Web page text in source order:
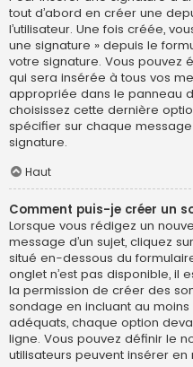
tout d’abord en créer une
l’utilisateur. Une fois créée,
une signature » depuis le
votre signature. Vous pouvez
qui sera insérée à tous vos
appropriée dans le panneau
choisissez cette dernière
spécifier sur chaque
signature.
Haut
Comment puis-je créer un
Lorsque vous rédigez un
message d’un sujet, cliquez
situé en-dessous du
onglet n’est pas disponible, il
la permission de créer des
sondage en incluant au
adéquats, chaque option
ligne. Vous pouvez définir le
utilisateurs peuvent insérer